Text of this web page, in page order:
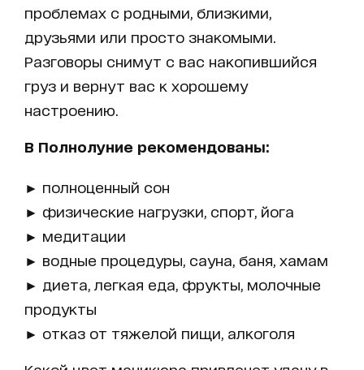
проблемах с родными, близкими,
друзьями или просто знакомыми.
Разговоры снимут с вас накопившийся
груз и вернут вас к хорошему
настроению.
В Полнолуние рекомендованы:
► полноценный сон
► физические нагрузки, спорт, йога
► медитации
► водные процедуры, сауна, баня, хамам
► диета, легкая еда, фрукты, молочные
продукты
► отказ от тяжелой пищи, алкоголя